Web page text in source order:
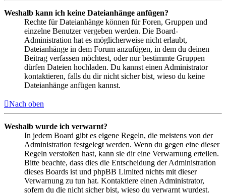
Weshalb kann ich keine Dateianhänge anfügen?
Rechte für Dateianhänge können für Foren, Gruppen und
einzelne Benutzer vergeben werden. Die Board-
Administration hat es möglicherweise nicht erlaubt,
Dateianhänge in dem Forum anzufügen, in dem du deinen
Beitrag verfassen möchtest, oder nur bestimmte Gruppen
dürfen Dateien hochladen. Du kannst einen Administrator
kontaktieren, falls du dir nicht sicher bist, wieso du keine
Dateianhänge anfügen kannst.
Nach oben
Weshalb wurde ich verwarnt?
In jedem Board gibt es eigene Regeln, die meistens von der
Administration festgelegt werden. Wenn du gegen eine dieser
Regeln verstoßen hast, kann sie dir eine Verwarnung erteilen.
Bitte beachte, dass dies die Entscheidung der Administration
dieses Boards ist und phpBB Limited nichts mit dieser
Verwarnung zu tun hat. Kontaktiere einen Administrator,
sofern du die nicht sicher bist, wieso du verwarnt wurdest.